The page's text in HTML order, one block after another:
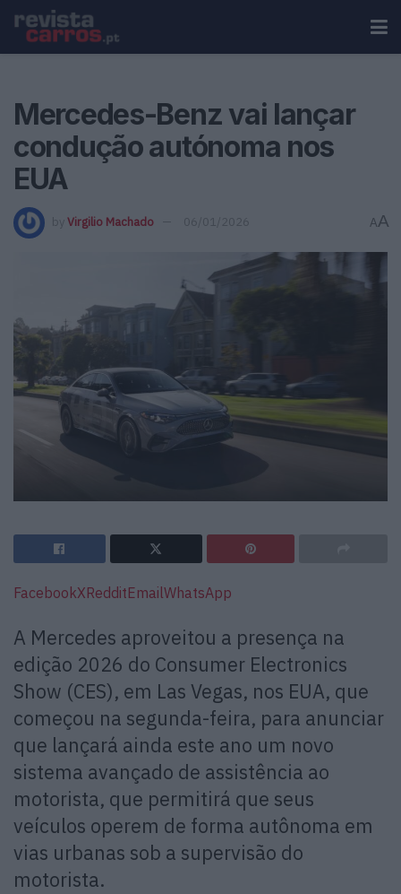
Mercedes-Benz vai lançar
condução autónoma nos
EUA
by Virgilio Machado 06/01/2026 AA
FacebookXRedditEmailWhatsApp
A Mercedes aproveitou a presença na
edição 2026 do Consumer Electronics
Show (CES), em Las Vegas, nos EUA, que
começou na segunda-feira, para anunciar
que lançará ainda este ano um novo
sistema avançado de assistência ao
motorista, que permitirá que seus
veículos operem de forma autônoma em
vias urbanas sob a supervisão do
motorista.